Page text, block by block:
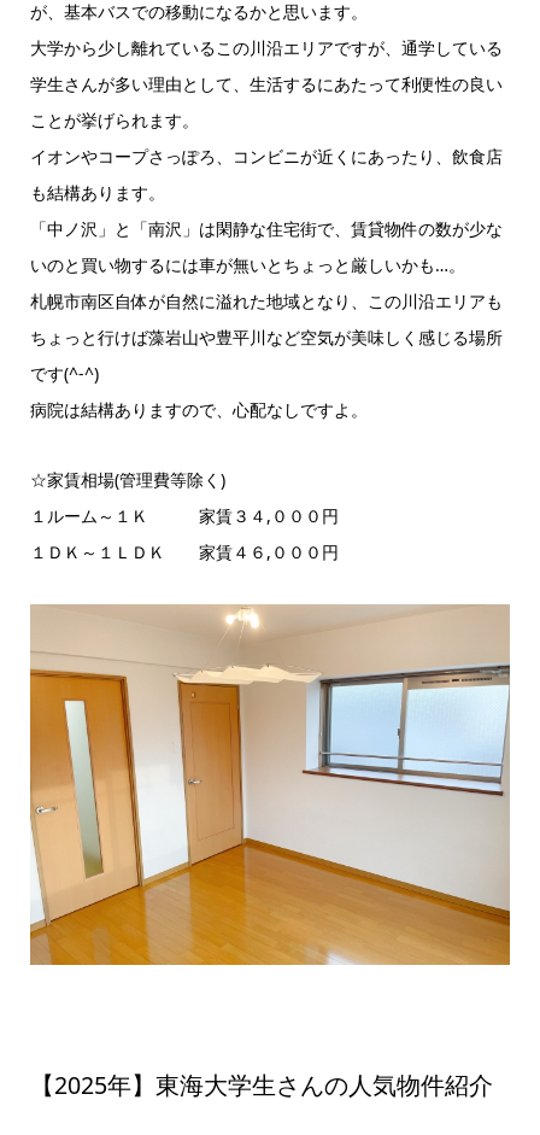
が、基本バスでの移動になるかと思います。
大学から少し離れているこの川沿エリアですが、通学している
学生さんが多い理由として、生活するにあたって利便性の良い
ことが挙げられます。
イオンやコープさっぽろ、コンビニが近くにあったり、飲食店
も結構あります。
「中ノ沢」と「南沢」は閑静な住宅街で、賃貸物件の数が少な
いのと買い物するには車が無いとちょっと厳しいかも…。
札幌市南区自体が自然に溢れた地域となり、この川沿エリアも
ちょっと行けば藻岩山や豊平川など空気が美味しく感じる場所
です(^-^)
病院は結構ありますので、心配なしですよ。
☆家賃相場(管理費等除く)
１ルーム～１Ｋ 家賃３４,０００円
１ＤＫ～１ＬＤＫ 家賃４６,０００円
【2025年】東海大学生さんの人気物件紹介